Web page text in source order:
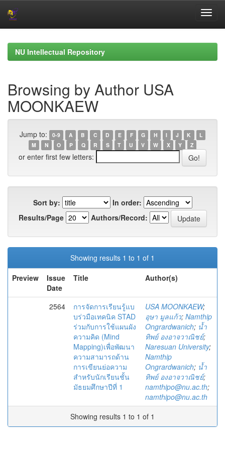
navigationNU Intellectual Repository
Browsing by Author USA
MOONKAEW
Jump to: 0-9 A B C D E F G H I J K
L
M
N O P Q R S T U V W X Y Z
or enter first few letters:
Sort by:
In order:
Results/Page
Authors/Record:
Showing results 1 to 1 of 1
Preview
Issue
Date
Title Author(s)
2564
การจัดการเรียนรู้แบ
บร่วมือเทคนิค STAD
ร่วมกับการใช้แผนผัง
ความคิด (Mind
Mapping)เพื่อพัฒนา
ความสามารถด้าน
การเขียนย่อความ
สำหรับนักเรียนชั้น
มัธยมศึกษาปีที่ 1
USA MOONKAEW;
อุษา มูลแก้ว; Namthip
Ongrardwanich; น้ำ
ทิพย์ องอาจวาณิชย์;
Naresuan University;
Namthip
Ongrardwanich; น้ำ
ทิพย์ องอาจวาณิชย์;
namthipo@nu.ac.th;
namthipo@nu.ac.th
Showing results 1 to 1 of 1